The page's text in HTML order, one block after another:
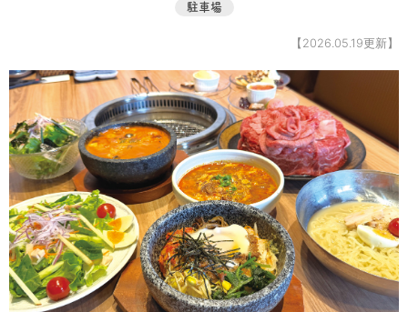
駐車場
【2026.05.19更新】